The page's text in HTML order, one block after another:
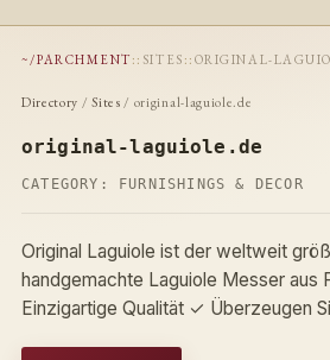
~/PARCHMENT :: SITES :: ORIGINAL-
Directory /Sites / original-laguiole.de
original-laguiole.de
CATEGORY: FURNISHINGS & DECOR
Original Laguiole ist der weltweit
handgemachte Laguiole Messer aus
Einzigartige Qualität ✓ Überzeugen